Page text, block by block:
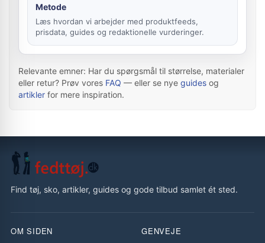
Metode
Læs hvordan vi arbejder med produktfeeds,
prisdata, guides og redaktionelle vurderinger.
Relevante emner: Har du spørgsmål til størrelse, materialer
eller retur? Prøv vores FAQ — eller se nye guides og
artikler for mere inspiration.
Find tøj, sko, artikler, guides og gode tilbud samlet ét sted.
OM SIDEN GENVEJE